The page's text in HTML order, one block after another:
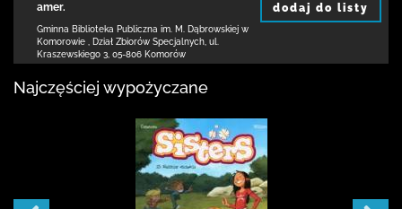
amer.
Gminna Biblioteka Publiczna im. M. Dąbrowskiej w
Komorowie
Dział Zbiorów Specjalnych, ul.
Kraszewskiego 3 05-806 Komorów
dodaj do listy
Najczęściej wypożyczane